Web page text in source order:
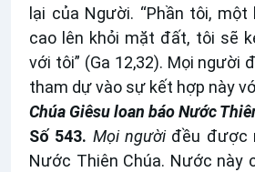
lại của Người. “Phần tôi,
cao lên khỏi mặt đất, tôi sẽ
với tôi” (Ga 12,32). Mọi người
tham dự vào sự kết hợp này
Chúa Giêsu loan báo Nước
Số 543. Mọi ngườiđều được
Nước Thiên Chúa. Nước này